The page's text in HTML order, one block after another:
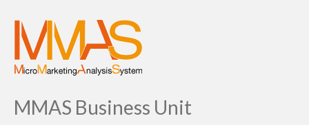
MMAS Business Unit